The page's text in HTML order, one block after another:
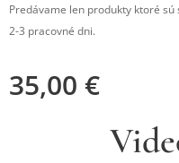
Predávame len produkty ktoré
2-3 pracovné dni.
35,00 €